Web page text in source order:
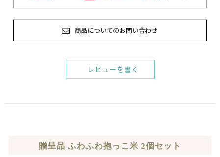
商品についてのお問い合わせ
レビューを書く
贈呈品 ふわふわ抱っこ米 2個セット